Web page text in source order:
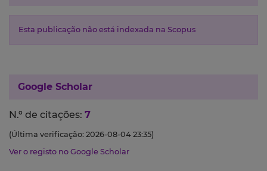
Esta publicação não está indexada na Scopus
Google Scholar
N.º de citações: 7
(Última verificação: 2026-08-04 23:35)
Ver o registo no Google Scholar